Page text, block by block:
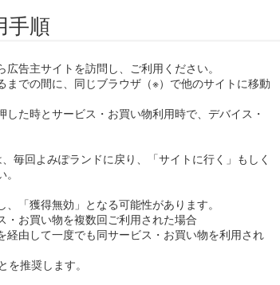
手順
告主サイトを訪問し、ご利用ください。
での間に、同じブラウザ（※）で他のサイトに移動
た時とサービス・お買い物利用時で、デバイス・
毎回よみぽランドに戻り、「サイトに行く」もしく
「獲得無効」となる可能性があります。
・お買い物を複数回ご利用された場合
経由して一度でも同サービス・お買い物を利用され
推奨します。